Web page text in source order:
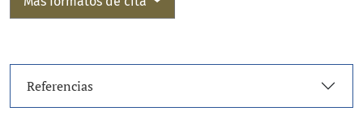
Referencias